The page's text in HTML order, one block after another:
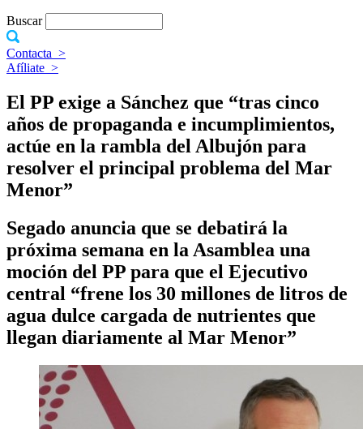
Buscar
Contacta >
Afíliate >
El PP exige a Sánchez que “tras cinco
años de propaganda e incumplimientos,
actúe en la rambla del Albujón para
resolver el principal problema del Mar
Menor”
Segado anuncia que se debatirá la
próxima semana en la Asamblea una
moción del PP para que el Ejecutivo
central “frene los 30 millones de litros de
agua dulce cargada de nutrientes que
llegan diariamente al Mar Menor”